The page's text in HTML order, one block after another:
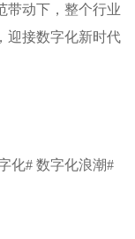
带动下，整个行业
迎接数字化新时代
化# 数字化浪潮#